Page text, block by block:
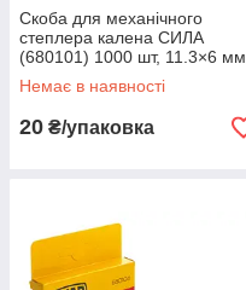
Скоба для механічного
степлера калена СИЛА
(680101) 1000 шт, 11.3×6 мм
Немає в наявності
20 ₴/упаковка